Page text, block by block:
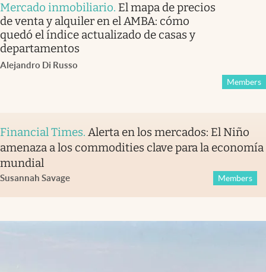
Mercado inmobiliario. El mapa de precios
de venta y alquiler en el AMBA: cómo
quedó el índice actualizado de casas y
departamentos
Alejandro Di Russo
Members
Financial Times. Alerta en los mercados: El Niño
amenaza a los commodities clave para la economía
mundial
Susannah Savage Members